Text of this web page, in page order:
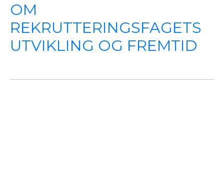
OM
REKRUTTERINGSFAGETS
UTVIKLING OG FREMTID